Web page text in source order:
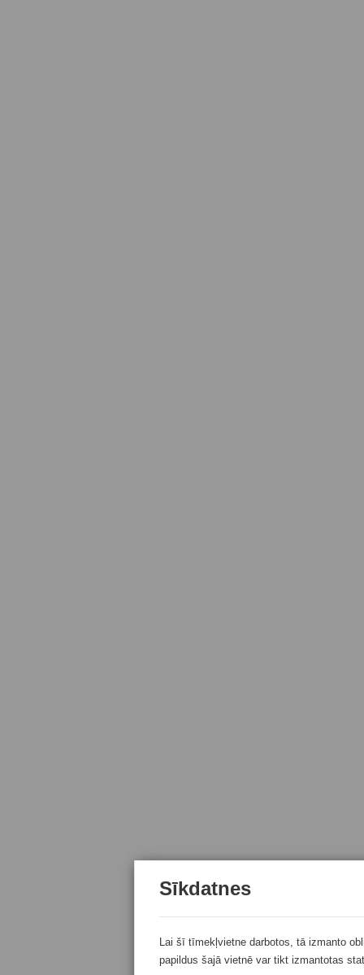
Sīkdatnes
Lai šī tīmekļvietne darbotos, tā izmanto
papildus šajā vietnē var tikt izmantotas